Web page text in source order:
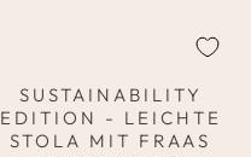
SUSTAINABILITY
EDITION - LEICHTE
STOLA MIT FRAAS